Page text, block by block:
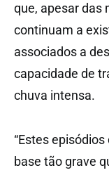
que, apesar das
continuam a
associados a
capacidade de
chuva intensa.
“Estes
base tão grave